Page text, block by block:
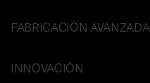
FABRICACIÓN AVANZADA
INNOVACIÓN